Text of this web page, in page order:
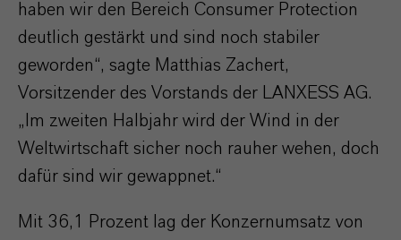
haben wir den Bereich Consumer Protection
deutlich gestärkt und sind noch stabiler
geworden“, sagte Matthias Zachert,
Vorsitzender des Vorstands der LANXESS AG.
„Im zweiten Halbjahr wird der Wind in der
Weltwirtschaft sicher noch rauher wehen, doch
dafür sind wir gewappnet.“
Mit 36,1 Prozent lag der Konzernumsatz von